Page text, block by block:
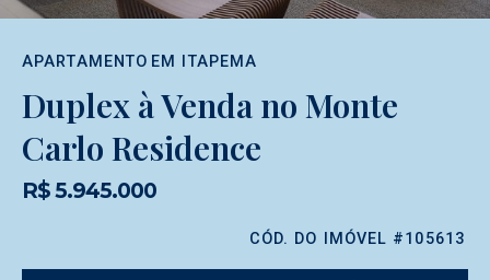
APARTAMENTO EM ITAPEMA
Duplex à Venda no Monte
Carlo Residence
R$ 5.945.000
CÓD. DO IMÓVEL #105613